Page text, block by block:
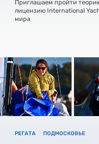
Приглашаем пройти
лицензию International
мира
РЕГАТА ПОДМОСКОВЬЕ